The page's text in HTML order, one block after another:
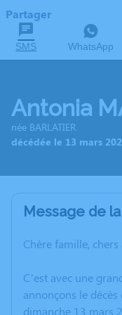
Partager
SMS WhatsApp
Antonia
née BARLATIER
décédée le 13 mars
Message de
Chère famille, chers
C’est avec une
annonçons le
dimanche 13 mars